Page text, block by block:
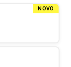
NOVO